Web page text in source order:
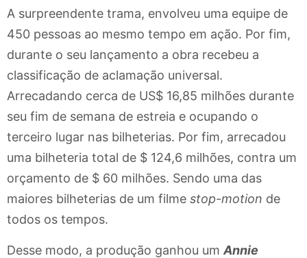
A surpreendente trama, envolveu uma equipe de
450 pessoas ao mesmo tempo em ação. Por fim,
durante o seu lançamento a obra recebeu a
classificação de aclamação universal.
Arrecadando cerca de US$ 16,85 milhões durante
seu fim de semana de estreia e ocupando o
terceiro lugar nas bilheterias. Por fim, arrecadou
uma bilheteria total de $ 124,6 milhões, contra um
orçamento de $ 60 milhões. Sendo uma das
maiores bilheterias de um filme stop-motion de
todos os tempos.
Desse modo, a produção ganhou um Annie